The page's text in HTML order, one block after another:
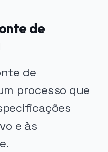
de
de
processo que
e às